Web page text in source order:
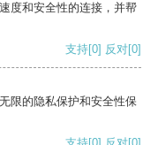
度和安全性的连接，并帮
支持[0] 反对[0]
限的隐私保护和安全性保